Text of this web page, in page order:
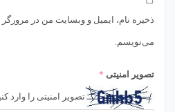
ذخیره نام، ایمیل و وبسایت من در مرورگر
می‌نویسم.
تصویر امنیتی *
تصویر امنیتی را وارد